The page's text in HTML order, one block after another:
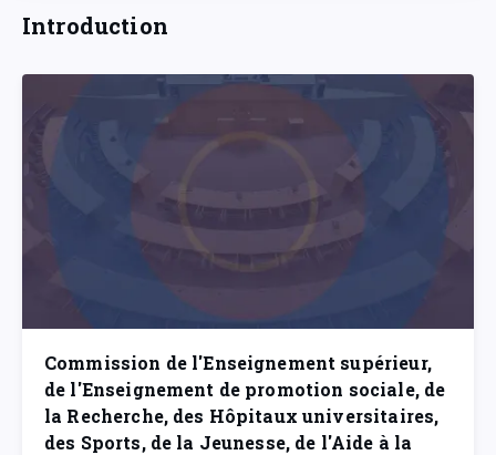
Introduction
Commission de l'Enseignement supérieur,
de l'Enseignement de promotion sociale, de
la Recherche, des Hôpitaux universitaires,
des Sports, de la Jeunesse, de l'Aide à la